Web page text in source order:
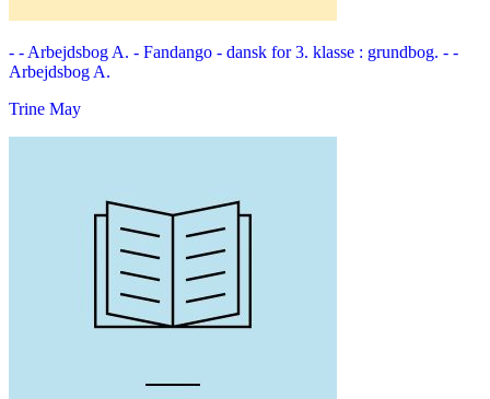
- - Arbejdsbog A. - Fandango - dansk for 3. klasse : grundbog. - -
Arbejdsbog A.
Trine May